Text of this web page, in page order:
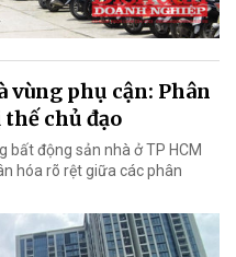
vùng phụ cận: Phân
chủ đạo
động sản nhà ở TP HCM
hóa rõ rệt giữa các phân